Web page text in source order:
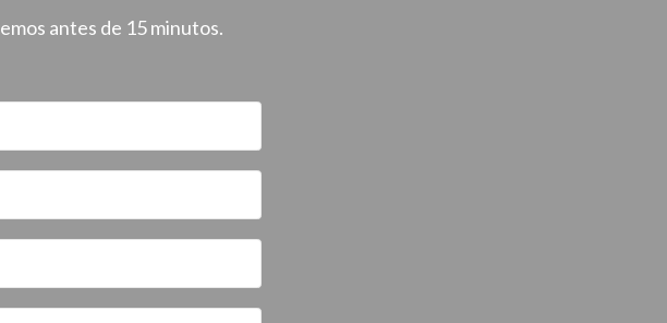
antes de 15 minutos.